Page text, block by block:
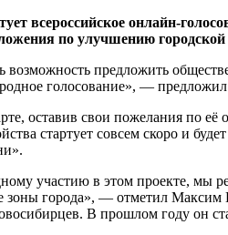
всероссийское онлайн-
по улучшению городской
возможность предложить
голосование», —
оставив свои пожелания по
стартует совсем скоро и
участию в этом проекте, мы
зоны города», — отметил Максим
В прошлом году он